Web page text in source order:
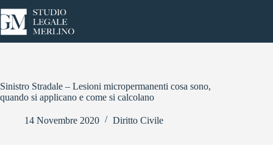
al
contenuto
Sinistro Stradale – Lesioni micropermanenti cosa sono,
quando si applicano e come si calcolano
14 Novembre 2020 Diritto Civile